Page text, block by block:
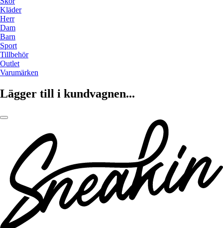
Kläder
Herr
Dam
Barn
Sport
Tillbehör
Outlet
Varumärken
Lägger till i kundvagnen...